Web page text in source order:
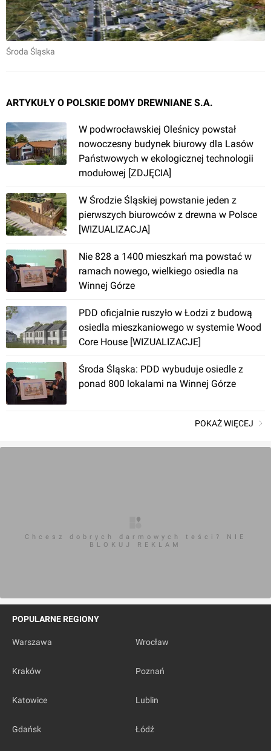
Środa Śląska
ARTYKUŁY O POLSKIE DOMY DREWNIANE S.A.
W podwrocławskiej Oleśnicy powstał
nowoczesny budynek biurowy dla Lasów
Państwowych w ekologicznej technologii
modułowej [ZDJĘCIA]
W Środzie Śląskiej powstanie jeden z
pierwszych biurowców z drewna w Polsce
[WIZUALIZACJA]
Nie 828 a 1400 mieszkań ma powstać w
ramach nowego, wielkiego osiedla na
Winnej Górze
PDD oficjalnie ruszyło w Łodzi z budową
osiedla mieszkaniowego w systemie Wood
Core House [WIZUALIZACJE]
Środa Śląska: PDD wybuduje osiedle z
ponad 800 lokalami na Winnej Górze
POKAŻ WIĘCEJ
Chcesz dobrych darmowych teści? NIE
BLOKUJ REKLAM
POPULARNE REGIONY
Warszawa Wrocław
Kraków Poznań
Katowice Lublin
Gdańsk Łódź